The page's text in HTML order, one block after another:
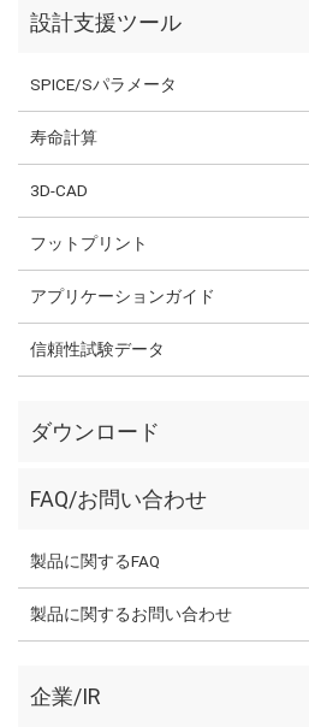
設計支援ツール
SPICE/Sパラメータ
寿命計算
3D-CAD
フットプリント
アプリケーションガイド
信頼性試験データ
ダウンロード
FAQ/お問い合わせ
製品に関するFAQ
製品に関するお問い合わせ
企業/IR